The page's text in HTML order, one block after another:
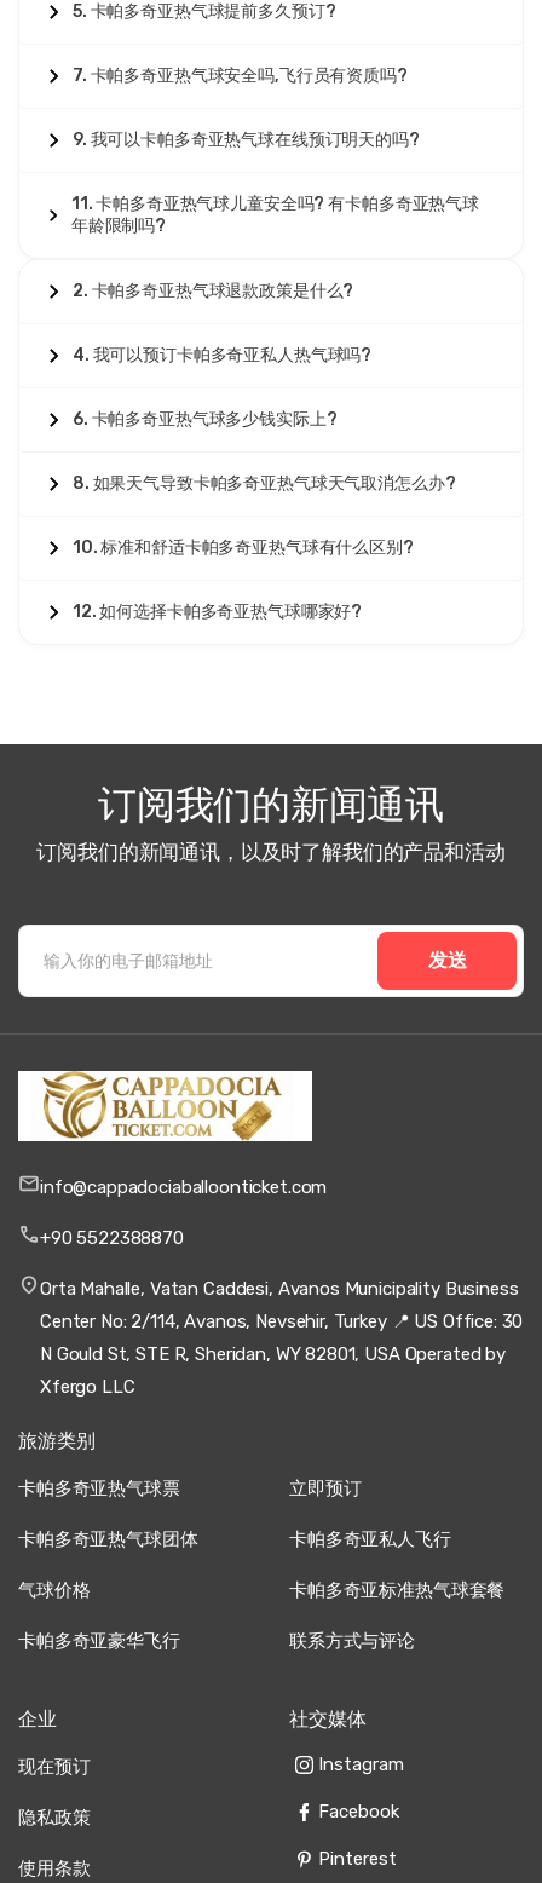
5. 卡帕多奇亚热气球提前多久预订?
7. 卡帕多奇亚热气球安全吗,飞行员有资质吗?
9. 我可以卡帕多奇亚热气球在线预订明天的吗?
11. 卡帕多奇亚热气球儿童安全吗? 有卡帕多奇亚热气球
年龄限制吗?
2. 卡帕多奇亚热气球退款政策是什么?
4. 我可以预订卡帕多奇亚私人热气球吗?
6. 卡帕多奇亚热气球多少钱实际上?
8. 如果天气导致卡帕多奇亚热气球天气取消怎么办?
10. 标准和舒适卡帕多奇亚热气球有什么区别?
12. 如何选择卡帕多奇亚热气球哪家好?
订阅我们的新闻通讯
订阅我们的新闻通讯，以及时了解我们的产品和活动
发送
info@cappadociaballoonticket.com
+90 5522388870
Orta Mahalle, Vatan Caddesi, Avanos Municipality Business
Center No: 2/114, Avanos, Nevsehir, Turkey 📍 US Office: 30
N Gould St, STE R, Sheridan, WY 82801, USA Operated by
Xfergo LLC
旅游类别
卡帕多奇亚热气球票 立即预订
卡帕多奇亚热气球团体 卡帕多奇亚私人飞行
气球价格 卡帕多奇亚标准热气球套餐
卡帕多奇亚豪华飞行 联系方式与评论
企业
现在预订
隐私政策
使用条款
社交媒体
Instagram
Facebook
Pinterest